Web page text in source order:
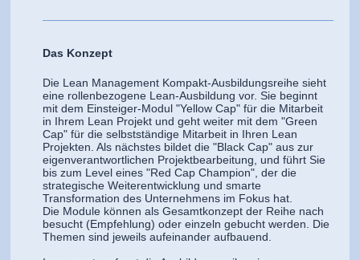
Das Konzept
Die Lean Management Kompakt-Ausbildungsreihe sieht
eine rollenbezogene Lean-Ausbildung vor. Sie beginnt
mit dem Einsteiger-Modul "Yellow Cap" für die Mitarbeit
in Ihrem Lean Projekt und geht weiter mit dem "Green
Cap" für die selbstständige Mitarbeit in Ihren Lean
Projekten. Als nächstes bildet die "Black Cap" aus zur
eigenverantwortlichen Projektbearbeitung, und führt Sie
bis zum Level eines "Red Cap Champion", der die
strategische Weiterentwicklung und smarte
Transformation des Unternehmens im Fokus hat.
Die Module können als Gesamtkonzept der Reihe nach
besucht (Empfehlung) oder einzeln gebucht werden. Die
Themen sind jeweils aufeinander aufbauend.